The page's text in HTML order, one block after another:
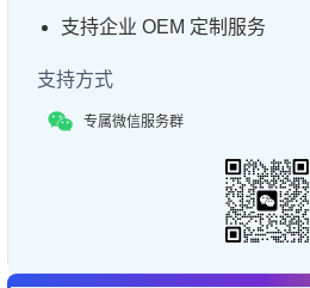
支持企业 OEM 定制服务
支持方式
专属微信服务群